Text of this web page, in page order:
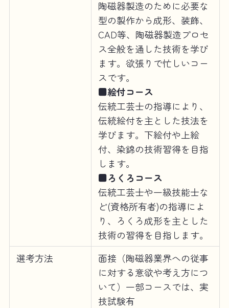
陶磁器製造のために必要な
型の製作から成形、装飾、
CAD等、陶磁器製造プロセ
ス全般を通した技術を学び
ます。欲張りで忙しいコー
スです。
■絵付コース
伝統工芸士の指導により、
伝統絵付を主とした技法を
学びます。下絵付や上絵
付、染錦の技術習得を目指
します。
■ろくろコース
伝統工芸士や一級技能士な
ど(資格所有者)の指導によ
り、ろくろ成形を主とした
技術の習得を目指します。
選考方法
面接（陶磁器業界への従事
に対する意欲や考え方につ
いて）一部コースでは、実
技試験有